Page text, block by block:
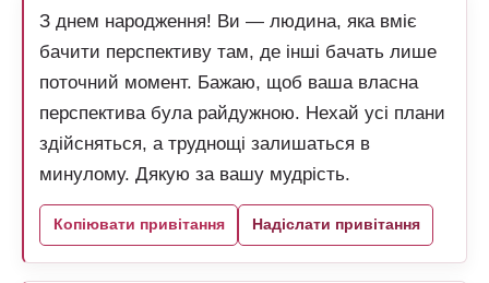
З днем народження! Ви — людина, яка вміє
бачити перспективу там, де інші бачать лише
поточний момент. Бажаю, щоб ваша власна
перспектива була райдужною. Нехай усі плани
здійсняться, а труднощі залишаться в
минулому. Дякую за вашу мудрість.
Копіювати привітання Надіслати привітання